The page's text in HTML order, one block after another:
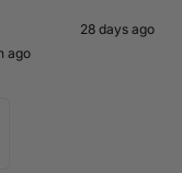
28 days ago
ago